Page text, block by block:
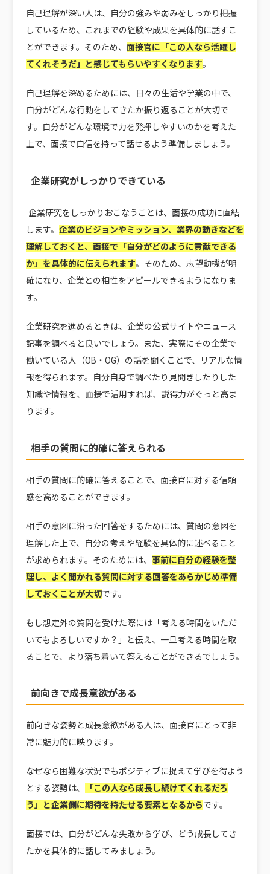
自己理解が深い人は、自分の強みや弱みをしっかり把握
しているため、これまでの経験や成果を具体的に話すこ
とができます。そのため、 面接官に「この人なら活躍し
てくれそうだ」と感じてもらいやすくなります。
自己理解を深めるためには、日々の生活や学業の中で、
自分がどんな行動をしてきたか振り返ることが大切で
す。自分がどんな環境で力を発揮しやすいのかを考えた
上で、面接で自信を持って話せるよう準備しましょう。
企業研究がしっかりできている
企業研究をしっかりおこなうことは、面接の成功に直結
します。 企業のビジョンやミッション、業界の動きなどを
理解しておくと、面接で「自分がどのように貢献できる
か」を具体的に伝えられます。そのため、志望動機が明
確になり、企業との相性をアピールできるようになりま
す。
企業研究を進めるときは、企業の公式サイトやニュース
記事を調べると良いでしょう。また、実際にその企業で
働いている人（OB・OG）の話を聞くことで、リアルな情
報を得られます。自分自身で調べたり見聞きしたりした
知識や情報を、面接で活用すれば、説得力がぐっと高ま
ります。
相手の質問に的確に答えられる
相手の質問に的確に答えることで、面接官に対する信頼
感を高めることができます。
相手の意図に沿った回答をするためには、質問の意図を
理解した上で、自分の考えや経験を具体的に述べること
が求められます。そのためには、 事前に自分の経験を整
理し、よく聞かれる質問に対する回答をあらかじめ準備
しておくことが大切です。
もし想定外の質問を受けた際には「考える時間をいただ
いてもよろしいですか？」と伝え、一旦考える時間を取
ることで、より落ち着いて答えることができるでしょう。
前向きで成長意欲がある
前向きな姿勢と成長意欲がある人は、面接官にとって非
常に魅力的に映ります。
なぜなら困難な状況でもポジティブに捉えて学びを得よう
とする姿勢は、
「この人なら成長し続けてくれるだろ
う」と企業側に期待を持たせる要素となるからです。
面接では、自分がどんな失敗から学び、どう成長してき
たかを具体的に話してみましょう。